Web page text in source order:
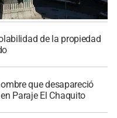
de la propiedad
que desapareció
Paraje El Chaquito